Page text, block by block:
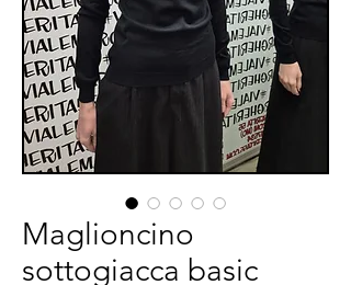
Maglioncino
sottogiacca basic